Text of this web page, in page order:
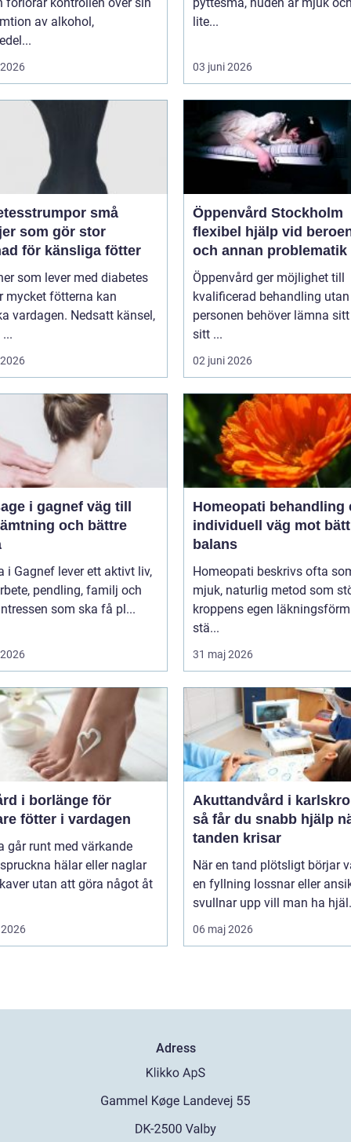
av alkohol,
lite...
03 juni 2026
små
som gör stor
för känsliga fötter
som lever med diabetes
mycket fötterna kan
vardagen. Nedsatt känsel,
Öppenvård Stockholm
flexibel hjälp vid
och annan problematik
Öppenvård ger möjlighet till
kvalificerad behandling
personen behöver lämna
sitt ...
02 juni 2026
i gagnef väg till
och bättre
i Gagnef lever ett aktivt liv,
pendling, familj och
som ska få pl...
Homeopati behandling en
individuell väg mot
balans
Homeopati beskrivs ofta
mjuk, naturlig metod som
kroppens egen
stä...
31 maj 2026
i borlänge för
fötter i vardagen
går runt med värkande
hälar eller naglar
utan att göra något åt
Akuttandvård i
så får du snabb hjälp
tanden krisar
När en tand plötsligt börjar
en fyllning lossnar eller
svullnar upp vill man ha
06 maj 2026
Adress